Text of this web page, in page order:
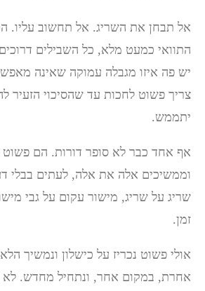
אל תבחן את השריג. אל תחשוב עליו.
התוואי כמעט מלא, כל השבילים
יש פה איזו מגבלה עמוקה שאינה
צריך פשוט לחכות עד שהסיכוי הזעיר
יתממש.
אף אחד כבר לא סופר דורות. הם פשוט
וממשיכים אלה את אלה, לעתים בבלי
שריג על שריג, מישור עקום על גבי
זמן.
אולי פשוט נכריז על כישלון ונמשיך
אחרת, במקום אחר, ונתחיל מחדש. לא